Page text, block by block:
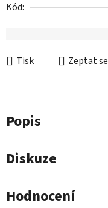
Kód:
Tisk Zeptat se
Popis
Diskuze
Hodnocení